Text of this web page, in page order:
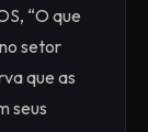
“O que
setor
que as
seus